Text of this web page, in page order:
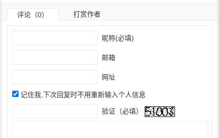
评论（0） 打赏作者
昵称(必填)
邮箱
网址
记住我,下次回复时不用重新输入个人信息
验证（必填）